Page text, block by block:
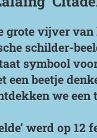
grote vijver van
schilder-
symbool
een beetje
we
werd op